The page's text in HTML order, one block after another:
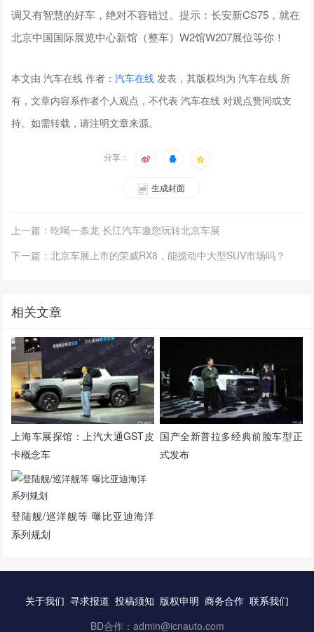
调又有智慧的好车，绝对不容错过。提示：长安新CS75，就在
北京中国国际展览中心新馆（整车）W2馆W207展位等你！
本文由 汽车在线 作者：汽车在线 发表，其版权均为 汽车在线 所
有，文章内容系作者个人观点，不代表 汽车在线 对观点赞同或支
持。如需转载，请注明文章来源。
分享：
生成封面
上一篇：吃喝一条龙 长江汽车邀您玩转北京车展
下一篇：北京车展上市的荣威RX8，能搅动中大型SUV市场吗？
相关文章
上海车展探馆：上汽大通GST皮
卡概念车
国产全新普拉多经典前脸车型正
式发布
登陆舰/巡洋舰等 曝比亚迪海洋
系列规划
关于我们 寻求报道 投稿须知 版权申明 商务合作 联系我们
BD合作：admin@icnauto.com